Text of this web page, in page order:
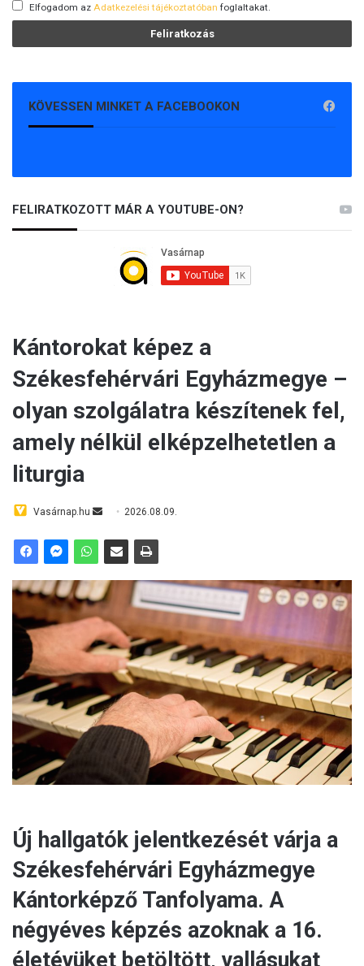
Elfogadom az Adatkezelési tájékoztatóban foglaltakat.
KÖVESSEN MINKET A FACEBOOKON
FELIRATKOZOTT MÁR A YOUTUBE-ON?